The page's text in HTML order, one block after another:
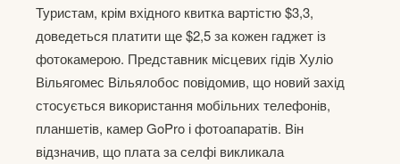
Туристам, крім вхідного квитка вартістю $3,3,
доведеться платити ще $2,5 за кожен гаджет із
фотокамерою. Представник місцевих гідів Хуліо
Вільягомес Вільялобос повідомив, що новий захід
стосується використання мобільних телефонів,
планшетів, камер GoPro і фотоапаратів. Він
відзначив, що плата за селфі викликала